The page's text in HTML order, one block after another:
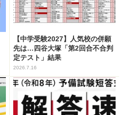
【中学受験2027】人気校の併願
先は…四谷大塚「第2回合不合判
定テスト」結果
2026.7.16